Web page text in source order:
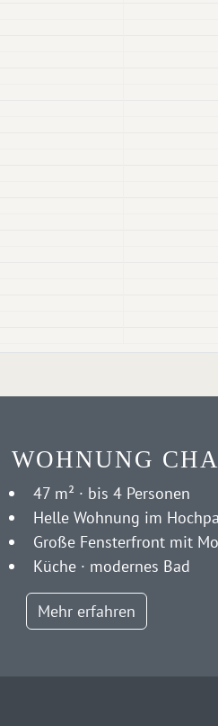
WOHNUNG
47 m² · bis 4 Personen
Helle Wohnung im
Große Fensterfront mit
Küche · modernes Bad
Mehr erfahren